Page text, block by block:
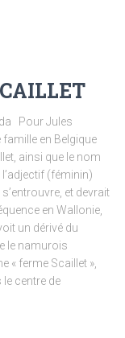
Pour Jules
en Belgique
ainsi que le nom
(féminin)
et devrait
en Wallonie,
un dérivé du
le namurois
« ferme Scaillet »,
le centre de